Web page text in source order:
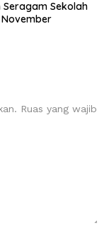
Seragam Sekolah
Ruas yang wajib